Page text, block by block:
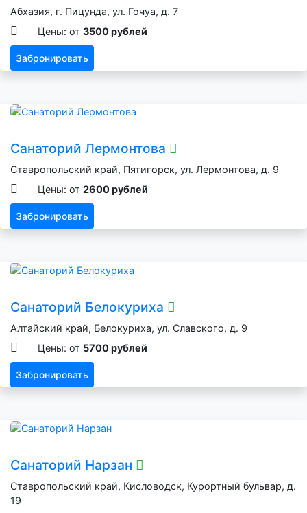
Абхазия, г. Пицунда, ул. Гочуа, д. 7
Цены: от 3500 рублей
Забронировать
Санаторий Лермонтова
Ставропольский край, Пятигорск, ул. Лермонтова, д. 9
Цены: от 2600 рублей
Забронировать
Санаторий Белокуриха
Алтайский край, Белокуриха, ул. Славского, д. 9
Цены: от 5700 рублей
Забронировать
Санаторий Нарзан
Ставропольский край, Кисловодск, Курортный бульвар, д.
19